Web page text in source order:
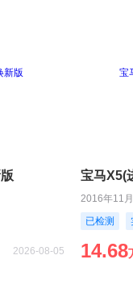
2026-08-05
宝马X5(
2016年11
已检测
14.68